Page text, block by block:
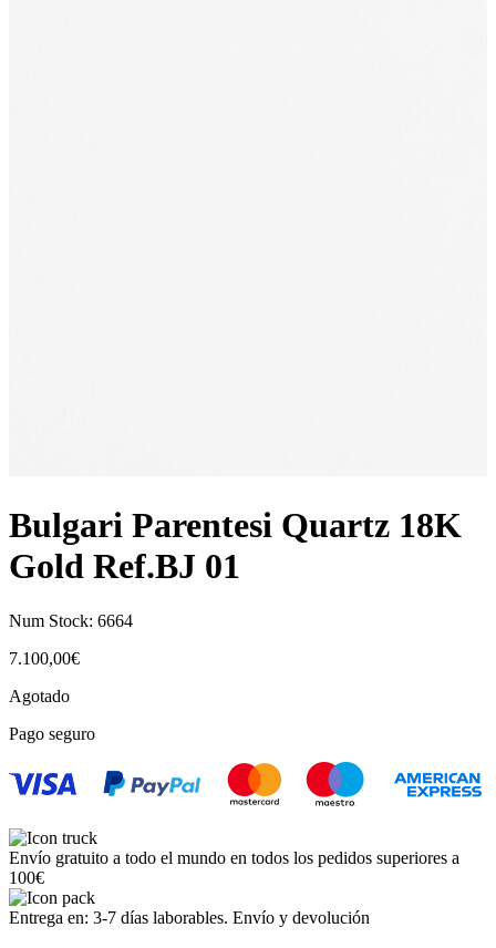
Bulgari Parentesi Quartz 18K
Gold Ref.BJ 01
Num Stock: 6664
7.100,00€
Agotado
Pago seguro
Envío gratuito a todo el mundo en todos los pedidos superiores a
100€
Entrega en: 3-7 días laborables. Envío y devolución